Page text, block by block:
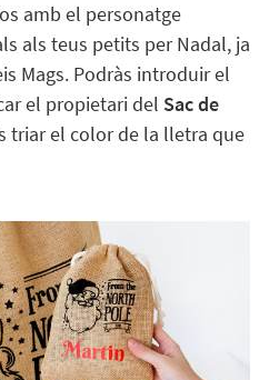
amb el personatge
als teus petits per Nadal, ja
Mags. Podràs introduir el
el propietari del Sac de
triar el color de la lletra que